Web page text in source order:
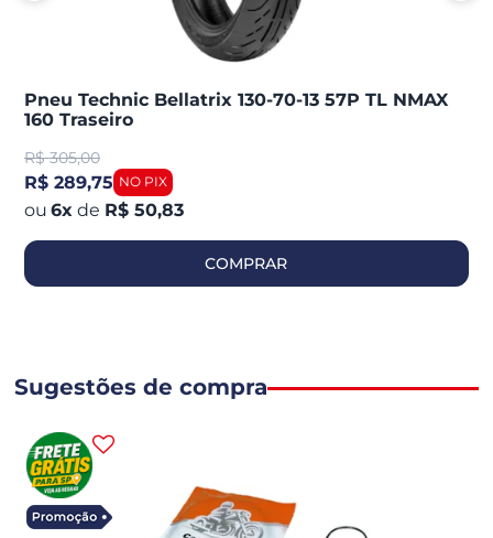
Pneu Technic Bellatrix 130-70-13 57P TL NMAX
160 Traseiro
R$ 305,00
R$ 289,75
6x de R$ 50,83
COMPRAR
Sugestões de compra